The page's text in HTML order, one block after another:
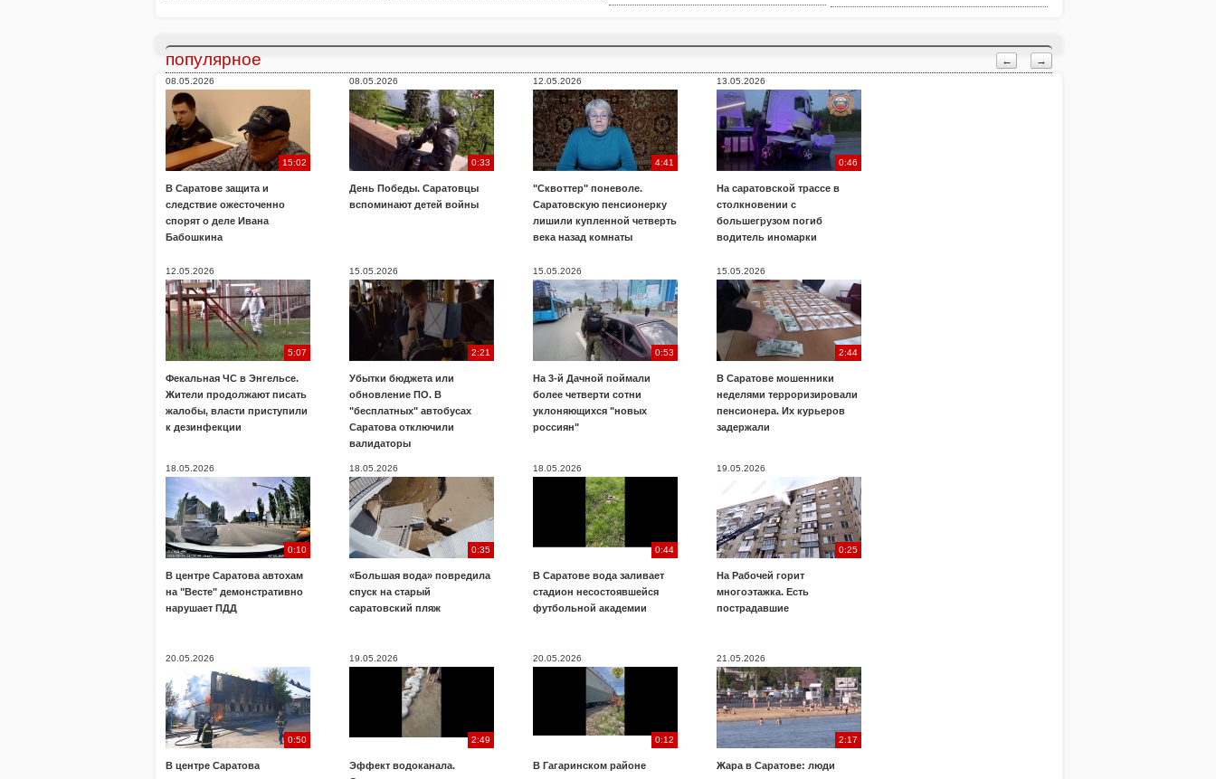
← →
популярное
08.05.2026
15:02
В Саратове защита и
следствие ожесточенно
спорят о деле Ивана
Бабошкина
08.05.2026
0:33
День Победы. Саратовцы
вспоминают детей войны
12.05.2026
4:41
"Сквоттер" поневоле.
Саратовскую пенсионерку
лишили купленной четверть
века назад комнаты
13.05.2026
0:46
На саратовской трассе в
столкновении с
большегрузом погиб
водитель иномарки
12.05.2026
5:07
Фекальная ЧС в Энгельсе.
Жители продолжают писать
жалобы, власти приступили
к дезинфекции
15.05.2026
2:21
Убытки бюджета или
обновление ПО. В
"бесплатных" автобусах
Саратова отключили
валидаторы
15.05.2026
0:53
На 3-й Дачной поймали
более четверти сотни
уклоняющихся "новых
россиян"
15.05.2026
2:44
В Саратове мошенники
неделями терроризировали
пенсионера. Их курьеров
задержали
18.05.2026
0:10
В центре Саратова автохам
на "Весте" демонстративно
нарушает ПДД
18.05.2026
0:35
«Большая вода» повредила
спуск на старый
саратовский пляж
18.05.2026
0:44
В Саратове вода заливает
стадион несостоявшейся
футбольной академии
19.05.2026
0:25
На Рабочей горит
многоэтажка. Есть
пострадавшие
20.05.2026
0:50
В центре Саратова
19.05.2026
2:49
Эффект водоканала.
20.05.2026
0:12
В Гагаринском районе
21.05.2026
2:17
Жара в Саратове: люди